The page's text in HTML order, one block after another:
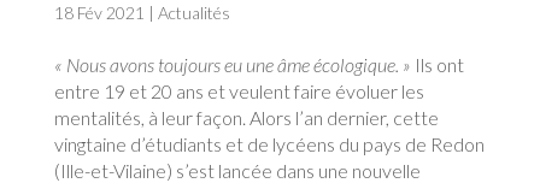
18 Fév 2021 | Actualités
« Nous avons toujours eu une âme écologique. » Ils ont
entre 19 et 20 ans et veulent faire évoluer les
mentalités, à leur façon. Alors l’an dernier, cette
vingtaine d’étudiants et de lycéens du pays de Redon
(Ille-et-Vilaine) s’est lancée dans une nouvelle